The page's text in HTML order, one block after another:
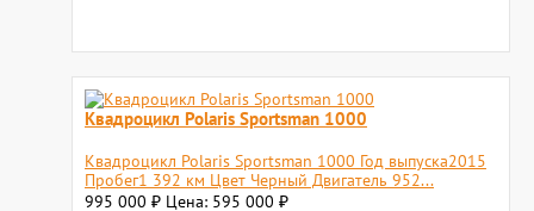
Квадроцикл Polaris Sportsman 1000
Квадроцикл Polaris Sportsman 1000 Год выпуска2015
Пробег1 392 км Цвет Черный Двигатель 952...
995 000 ₽ Цена: 595 000 ₽